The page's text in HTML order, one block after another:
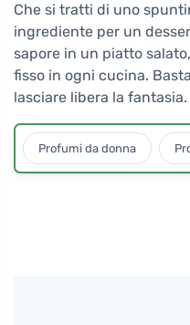
Che si tratti di uno
ingrediente per un
sapore in un piatto
fisso in ogni cucina.
lasciare libera la fantasia.
Profumi da donna